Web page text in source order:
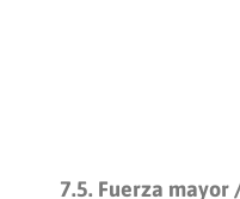
7.5. Fuerza